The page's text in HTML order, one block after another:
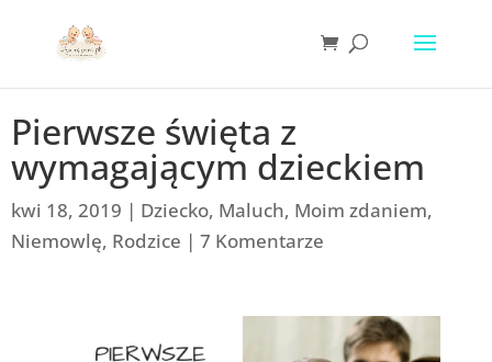
Pierwsze święta z
wymagającym dzieckiem
kwi 18, 2019 | Dziecko, Maluch, Moim zdaniem,
Niemowlę, Rodzice | 7 Komentarze